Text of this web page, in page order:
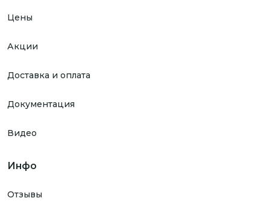
Цены
Акции
Доставка и оплата
Документация
Видео
Инфо
Отзывы